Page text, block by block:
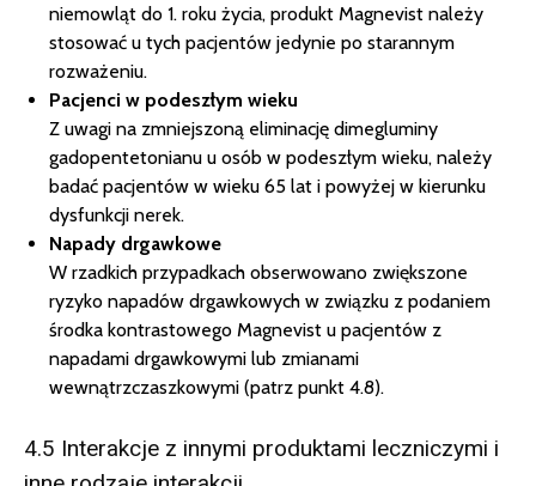
niemowląt do 1. roku życia, produkt Magnevist należy
stosować u tych pacjentów jedynie po starannym
rozważeniu.
Pacjenci w podeszłym wieku
Z uwagi na zmniejszoną eliminację dimegluminy
gadopentetonianu u osób w podeszłym wieku, należy
badać pacjentów w wieku 65 lat i powyżej w kierunku
dysfunkcji nerek.
Napady drgawkowe
W rzadkich przypadkach obserwowano zwiększone
ryzyko napadów drgawkowych w związku z podaniem
środka kontrastowego Magnevist u pacjentów z
napadami drgawkowymi lub zmianami
wewnątrzczaszkowymi (patrz punkt 4.8).
4.5 Interakcje z innymi produktami leczniczymi i